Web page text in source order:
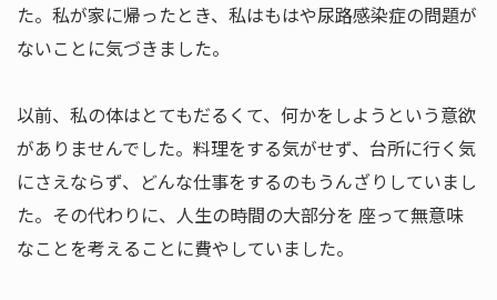
た。私が家に帰ったとき、私はもはや尿路感染症の問題が
ないことに気づきました。
以前、私の体はとてもだるくて、何かをしようという意欲
がありませんでした。料理をする気がせず、台所に行く気
にさえならず、どんな仕事をするのもうんざりしていまし
た。その代わりに、人生の時間の大部分を 座って無意味
なことを考えることに費やしていました。